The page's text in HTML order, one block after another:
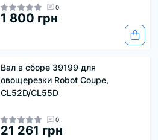
0
1 800 грн
Вал в сборе 39199 для
овощерезки Robot Coupe,
CL52D/CL55D
0
21 261 грн